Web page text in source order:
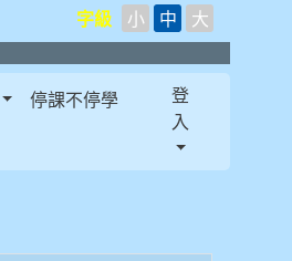
字級 小 中 大
停課不停學
登
入